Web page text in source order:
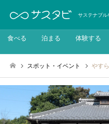
サステナブル
食べる 泊まる 体験する
スポット・イベント やすらぎ